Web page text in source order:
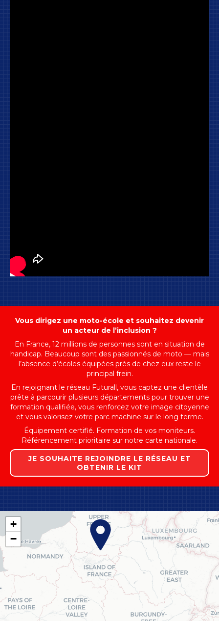
Vous dirigez une moto-école et souhaitez devenir
un acteur de l’inclusion ?
En France, 12 millions de personnes sont en situation de
handicap. Beaucoup sont des passionnés de moto — mais
l’absence d’écoles équipées près de chez eux reste le
principal frein.
En rejoignant le réseau Futurall, vous captez une clientèle
prête à parcourir plusieurs départements pour trouver une
formation qualifiée, vous renforcez votre image citoyenne
et vous valorisez votre parc machine sur le long terme.
Équipement certifié. Formation de vos moniteurs.
Référencement prioritaire sur notre carte nationale.
JE SOUHAITE REJOINDRE LE RÉSEAU ET
OBTENIR LE KIT
Nom
E-mail *
+
−